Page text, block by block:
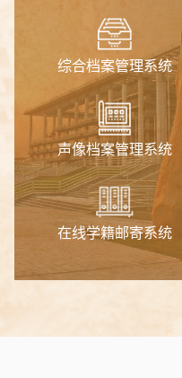
综合档案管理系统
声像档案管理系统
在线学籍邮寄系统